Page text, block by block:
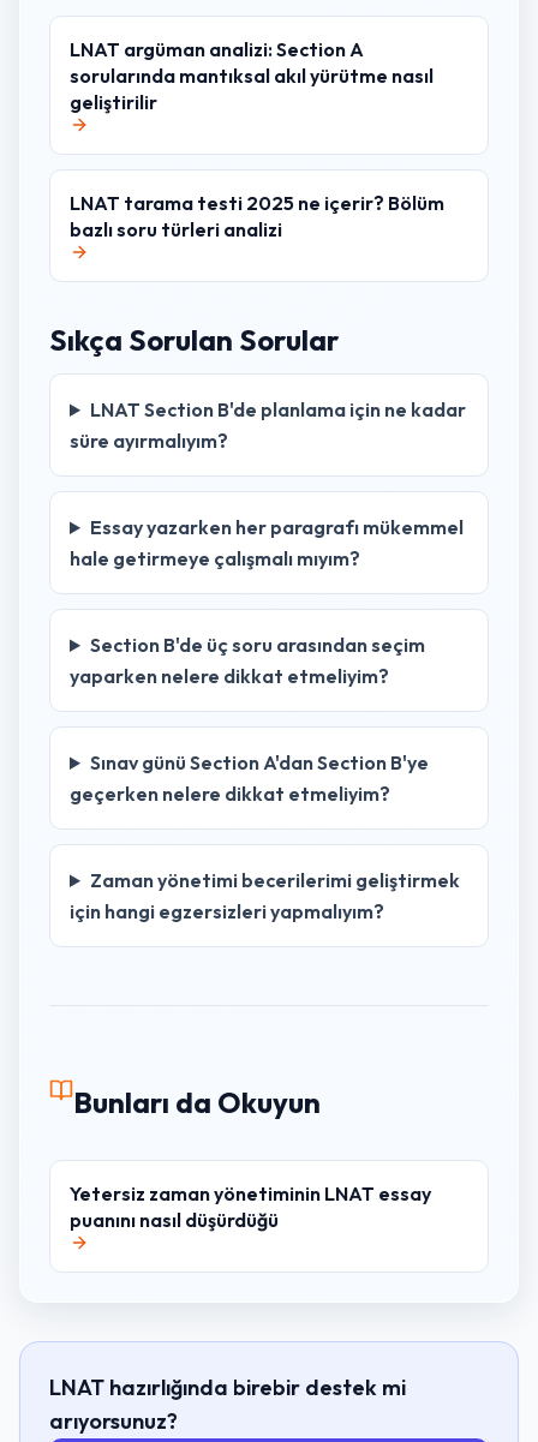
LNAT argüman analizi: Section A
sorularında mantıksal akıl yürütme nasıl
geliştirilir
LNAT tarama testi 2025 ne içerir? Bölüm
bazlı soru türleri analizi
Sıkça Sorulan Sorular
LNAT Section B'de planlama için ne kadar
süre ayırmalıyım?
Essay yazarken her paragrafı mükemmel
hale getirmeye çalışmalı mıyım?
Section B'de üç soru arasından seçim
yaparken nelere dikkat etmeliyim?
Sınav günü Section A'dan Section B'ye
geçerken nelere dikkat etmeliyim?
Zaman yönetimi becerilerimi geliştirmek
için hangi egzersizleri yapmalıyım?
Bunları da Okuyun
Yetersiz zaman yönetiminin LNAT essay
puanını nasıl düşürdüğü
LNAT hazırlığında birebir destek mi
arıyorsunuz?